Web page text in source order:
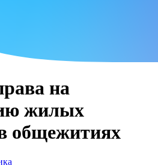
на
жилых
общежитиях